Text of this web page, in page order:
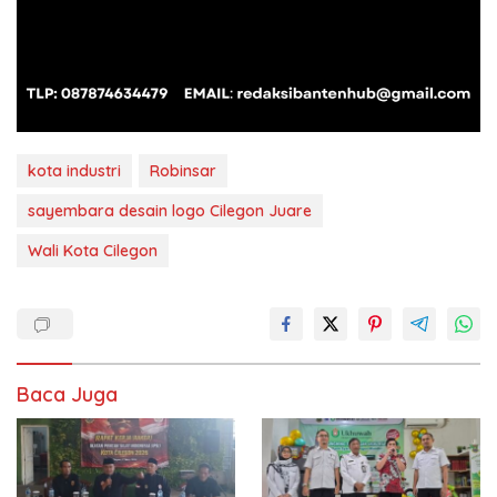
kota industri
Robinsar
sayembara desain logo Cilegon Juare
Wali Kota Cilegon
Baca Juga